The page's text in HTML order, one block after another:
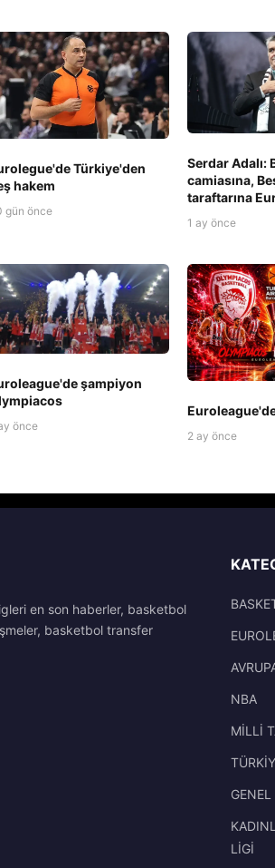
Türkiye'den
hakem
gün önce
Serdar Adalı:
camiasına,
taraftarına
1 ay önce
şampiyon
önce
2 ay önce
en son haberler, basketbol
basketbol transfer
NBA
MİLLİ
GENEL
LİGİ